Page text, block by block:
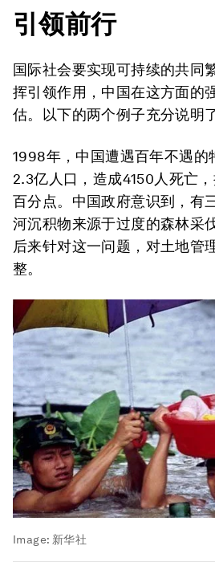
引领前行
国际社会要实现可持续的共同
挥引领作用，中国在这方面的
估。以下的两个例子充分说明
1998年，中国遭遇百年不遇的
2.3亿人口，造成4150人死亡
百分点。中国政府意识到，有
河沉积物来源于过度的森林采
后来针对这一问题，对土地管
整。
Image: 新华社